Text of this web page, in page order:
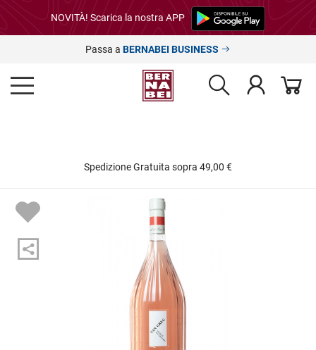
NOVITÀ! Scarica la nostra APP
Passa a BERNABEI BUSINESS
Spedizione Gratuita sopra 49,00 €